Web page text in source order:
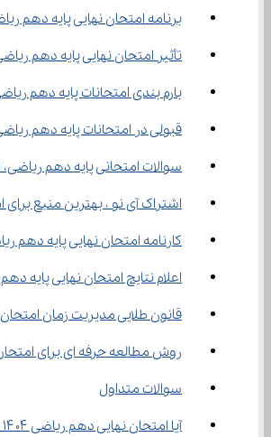
برنامه امتحان نهایی پایه دهم ریاضی ۱۴۰۴، بهترین روش
تأثیر امتحان نهایی پایه دهم
بارم‌ بندی امتحانات پایه دهم ریاضی، نقشه راه شما برای مطالعه هدفمند
قبولی در امتحانات پایه دهم
سوالات امتحانی پایه دهم ریاضی، انواع سؤال‌ هایی
اشتراک آی نو ، بهترین منبع برای
کارنامه امتحان نهایی پایه دهم ریاضی  ۱۴۰۴ را چطور
اعلام نتایج امتحان نهایی پایه دهم
قانون طلایی مدیریت زمان امتحان:
روش مطالعه حرفه ای برای امتحان
سوالات متداول
آیا امتحان نهایی دهم ریاضی ۱۴۰۴ در کنکور سراسری تاثیر دارد؟